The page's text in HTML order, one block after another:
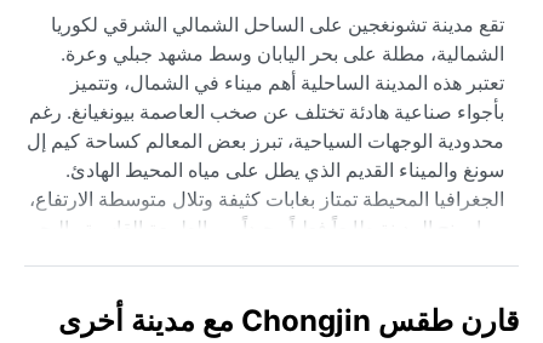
تقع مدينة تشونغجين على الساحل الشمالي الشرقي لكوريا
الشمالية، مطلة على بحر اليابان وسط مشهد جبلي وعرة.
تعتبر هذه المدينة الساحلية أهم ميناء في الشمال، وتتميز
بأجواء صناعية هادئة تختلف عن صخب العاصمة بيونغيانغ. رغم
محدودية الوجهات السياحية، تبرز بعض المعالم كساحة كيم إل
سونغ والميناء القديم الذي يطل على مياه المحيط الهادئ.
الجغرافيا المحيطة تمتاز بغابات كثيفة وتلال متوسطة الارتفاع،
مما يمنح المدينة طابعاً فعلياً وحيداً بين الطبيعة القاسية والبحر
تصنف تشونغجين ضمن مناخ Dwa القاري الرطب ذي الصيف
الحار والشتاء الجاف. الصيف هنا حار ورطب، ترتفع الحرارة
قارن طقس Chongjin مع مدينة أخرى